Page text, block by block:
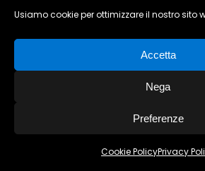
Usiamo cookie per ottimizzare il nostro sito
Accetta
Nega
Preferenze
Cookie PolicyPrivacy